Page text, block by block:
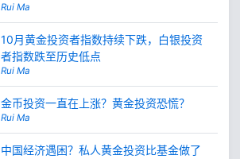
Rui Ma
10月黄金投资者指数持续下跌，白银投资
者指数跌至历史低点
Rui Ma
金币投资一直在上涨？黄金投资恐慌？
Rui Ma
中国经济遇困？私人黄金投资比基金做了